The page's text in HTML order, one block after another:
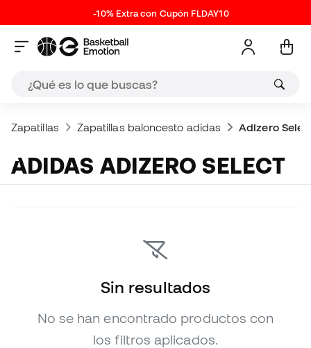
-10% Extra con Cupón FLDAY10
Zapatillas Zapatillas baloncesto adidas Adizero
ADIDAS ADIZERO SELECT
Sin resultados
No se han encontrado productos con
los filtros aplicados.